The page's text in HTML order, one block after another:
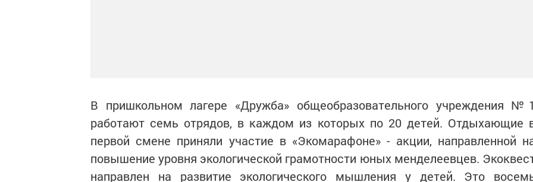
В пришкольном лагере «Дружба» общеобразовательного учреждения №1
работают семь отрядов, в каждом из которых по 20 детей. Отдыхающие
первой смене приняли участие в «Экомарафоне» - акции, направленной
повышение уровня экологической грамотности юных менделеевцев.
направлен на развитие экологического мышления у детей. Это